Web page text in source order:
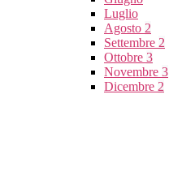
Luglio
Agosto 2
Settembre 2
Ottobre 3
Novembre 3
Dicembre 2